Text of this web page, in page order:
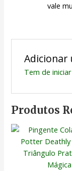
vale
Adicionar
Tem de
Produtos